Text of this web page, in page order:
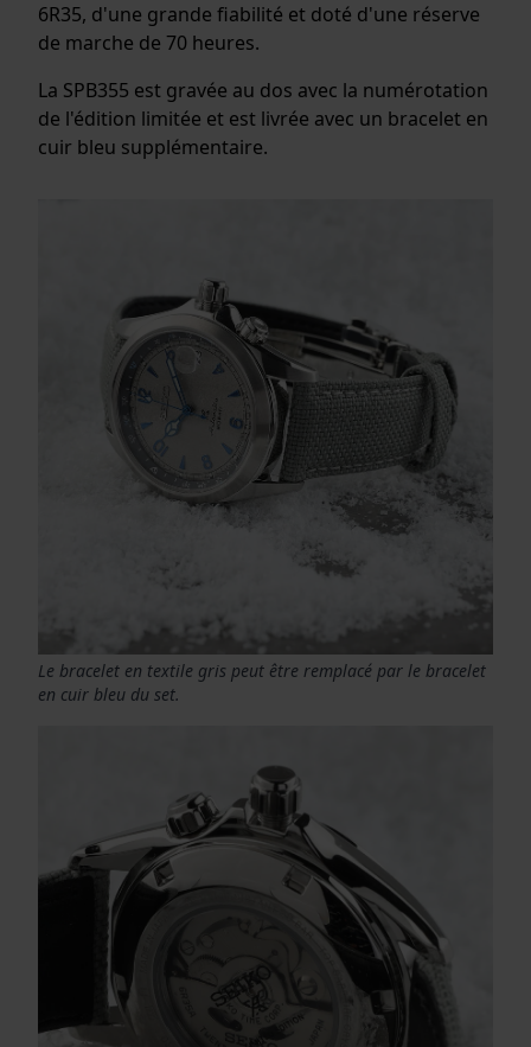
6R35, d'une grande fiabilité et doté d'une réserve
de marche de 70 heures.
La SPB355 est gravée au dos avec la numérotation
de l'édition limitée et est livrée avec un bracelet en
cuir bleu supplémentaire.
Le bracelet en textile gris peut être remplacé par le bracelet
en cuir bleu du set.